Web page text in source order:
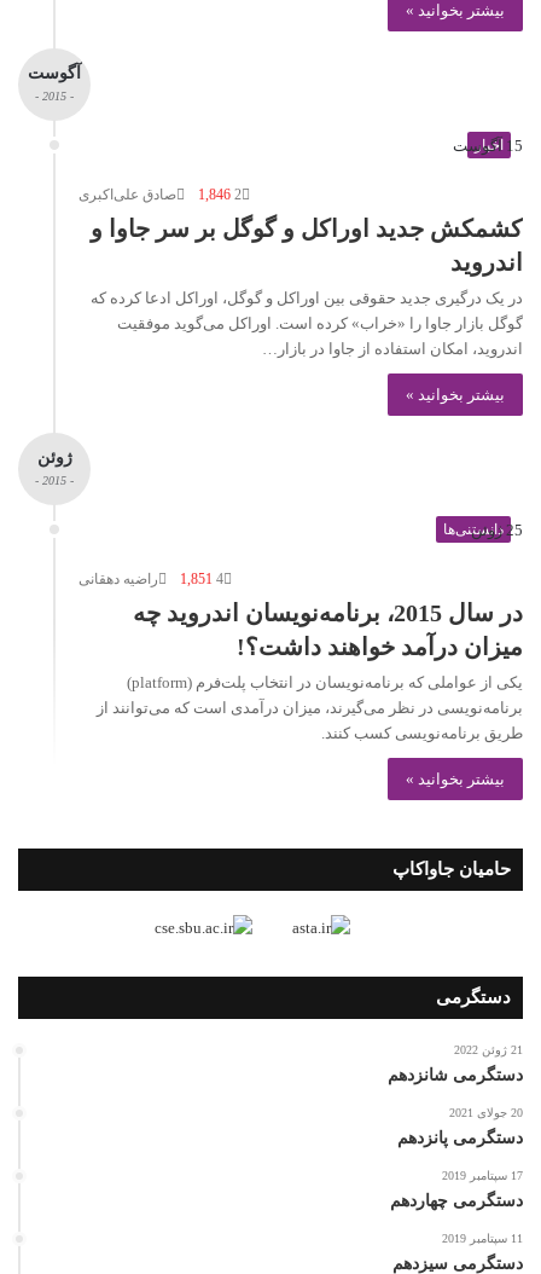
بیشتر بخوانید »
آگوست
- 2015 -
15 آگوست اخبار
صادق علی‌اکبری 2
کشمکش جدید اوراکل و گوگل بر سر جاوا و
اندروید
در یک درگیری جدید حقوقی بین اوراکل و گوگل، اوراکل ادعا کرده که
گوگل بازار جاوا را «خراب» کرده است. اوراکل می‌گوید موفقیت
اندروید، امکان استفاده از جاوا در بازار…
بیشتر بخوانید »
ژوئن
- 2015 -
25 ژوئندانستنی‌ها
راضیه دهقانی 4
در سال 2015، برنامه‌نویسان اندروید چه
میزان درآمد خواهند داشت؟!
یکی از عواملی که برنامه‌نویسان در انتخاب پلت‌فرم (platform)
برنامه‌نویسی در نظر می‌گیرند، میزان درآمدی است که می‌توانند از
طریق برنامه‌نویسی کسب کنند.
بیشتر بخوانید »
حامیان جاواکاپ
دستگرمی
21 ژوئن 2022
دستگرمی شانزدهم
20 جولای 2021
دستگرمی پانزدهم
17 سپتامبر 2019
دستگرمی چهاردهم
11 سپتامبر 2019
دستگرمی سیزدهم